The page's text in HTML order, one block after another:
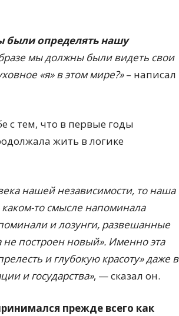
были определять нашу
мы должны были видеть свои
«я» в этом мире?»– написал
с тем, что в первые годы
жить в логике
нашей независимости, то наша
каком-то смысле напоминала
и лозунги, развешанные
не построен новый». Именно эта
и глубокую красоту» даже в
и государства», — сказал он.
прежде всего как